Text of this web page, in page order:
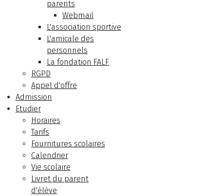
parents
Webmail
L'association sportive
L'amicale des
personnels
La fondation FALF
RGPD
Appel d'offre
Admission
Etudier
Horaires
Tarifs
Fournitures scolaires
Calendrier
Vie scolaire
Livret du parent
d'élève